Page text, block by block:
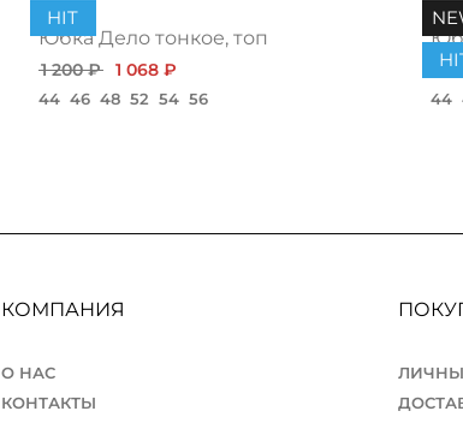
HIT
Юбка Дело тонкое, топ
1 200 ₽ 1 068 ₽
44 46 48 52 54 56
1
44
КОМПАНИЯ
О НАС
КОНТАКТЫ